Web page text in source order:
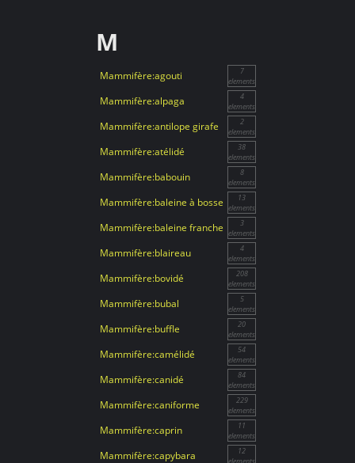
M
Mammifère:agouti
7
elements
Mammifère:alpaga
4
elements
Mammifère:antilope girafe
2
elements
Mammifère:atélidé
38
elements
Mammifère:babouin
8
elements
Mammifère:baleine à bosse
13
elements
Mammifère:baleine franche
3
elements
Mammifère:blaireau
4
elements
Mammifère:bovidé
208
elements
Mammifère:bubal
5
elements
Mammifère:buffle
20
elements
Mammifère:camélidé
54
elements
Mammifère:canidé
84
elements
Mammifère:caniforme
229
elements
Mammifère:caprin
11
elements
Mammifère:capybara
12